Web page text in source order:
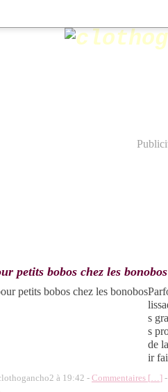
petits bobos chez les bonobos
s
s
de
ir
à 19:42 -Commentaires […]